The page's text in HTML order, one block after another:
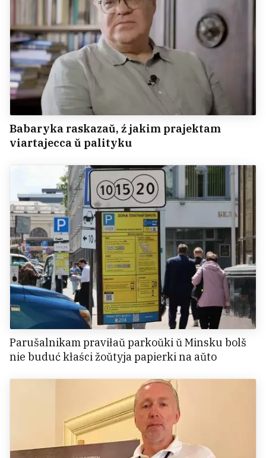
Babaryka raskazaŭ, ź jakim prajektam
viartajecca ŭ palityku
Parušalnikam praviłaŭ parkoŭki ŭ Minsku bolš
nie buduć kłaści žoŭtyja papierki na aŭto